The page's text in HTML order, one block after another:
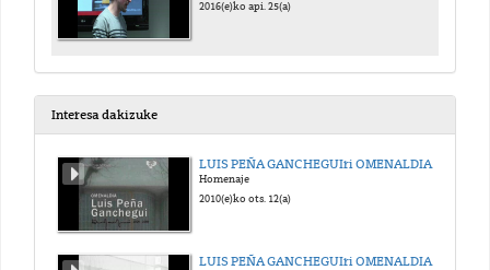
2016(e)ko api. 25(a)
Interesa dakizuke
Homenaje
2010(e)ko ots. 12(a)
LUIS PEÑA GANCHEGUIri OMENALDIA. 2. Zatia